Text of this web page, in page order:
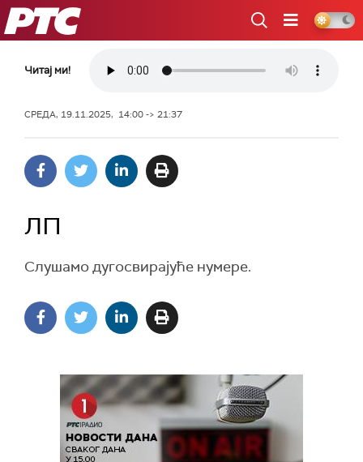
РТС
Читај ми!
СРЕДА, 19.11.2025, 14:00 -> 21:37
ЛП
Слушамо дугосвирајуће нумере.